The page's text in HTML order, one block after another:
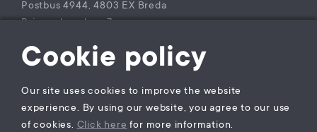
Cookie policy
Our site uses cookies to improve the website
experience. By using our website, you agree to our use
of cookies. Click here for more information.
Postbus 4944, 4803 EX Breda
Princenhagelaan 7a
The Netherlands
T +31 (0)85 – 9021 270
KvK Maes Law B.V.: 77229800
BTW nummer: NL860941747B01